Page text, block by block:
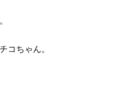
コちゃん。